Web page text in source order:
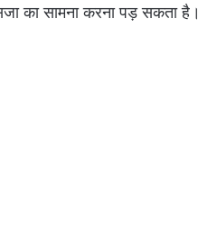
का सामना करना पड़ सकता है।